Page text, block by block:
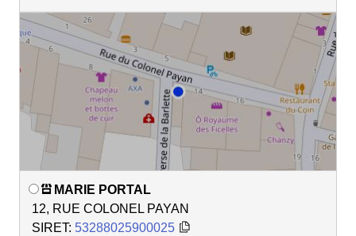
MARIE PORTAL
12, RUE COLONEL PAYAN
SIRET: 53288025900025